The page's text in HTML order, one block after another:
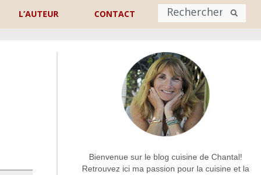
L’AUTEUR CONTACT
Nom
Bienvenue sur le blog cuisine de Chantal!
Retrouvez ici ma passion pour la cuisine et la